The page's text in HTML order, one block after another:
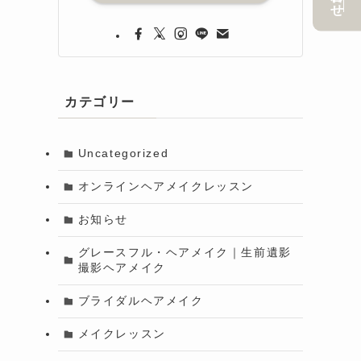
カテゴリー
Uncategorized
オンラインヘアメイクレッスン
お知らせ
グレースフル・ヘアメイク｜生前遺影
撮影ヘアメイク
ブライダルヘアメイク
メイクレッスン